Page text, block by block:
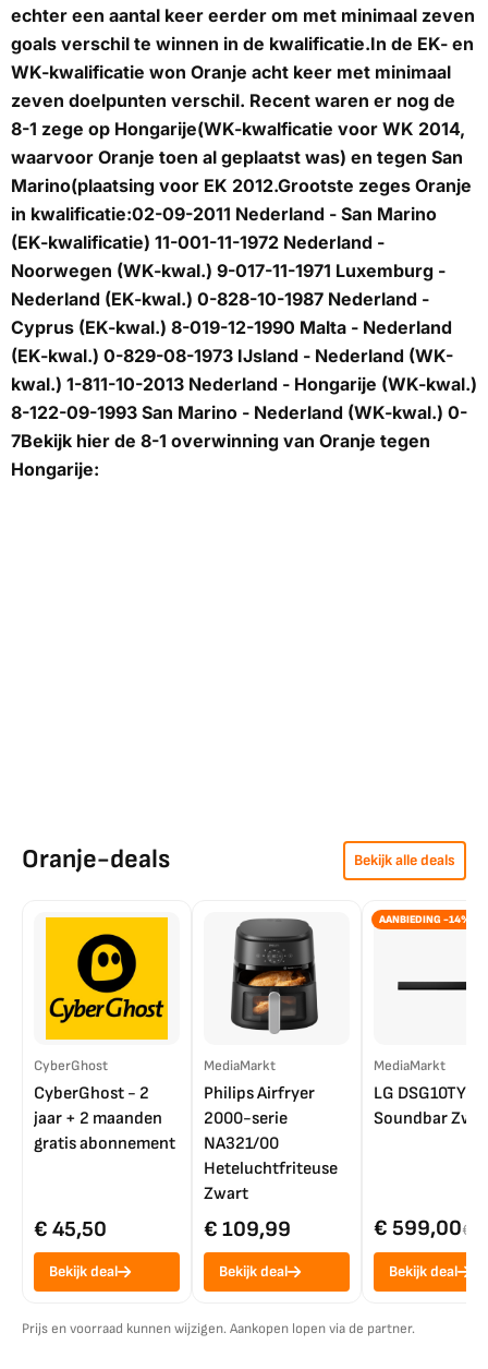
echter een aantal keer eerder om met minimaal zeven
goals verschil te winnen in de kwalificatie.In de EK- en
WK-kwalificatie won Oranje acht keer met minimaal
zeven doelpunten verschil. Recent waren er nog de
8-1 zege op Hongarije(WK-kwalficatie voor WK 2014,
waarvoor Oranje toen al geplaatst was) en tegen San
Marino(plaatsing voor EK 2012.Grootste zeges Oranje
in kwalificatie:02-09-2011 Nederland - San Marino
(EK-kwalificatie) 11-001-11-1972 Nederland -
Noorwegen (WK-kwal.) 9-017-11-1971 Luxemburg -
Nederland (EK-kwal.) 0-828-10-1987 Nederland -
Cyprus (EK-kwal.) 8-019-12-1990 Malta - Nederland
(EK-kwal.) 0-829-08-1973 IJsland - Nederland (WK-
kwal.) 1-811-10-2013 Nederland - Hongarije (WK-kwal.)
8-122-09-1993 San Marino - Nederland (WK-kwal.) 0-
7Bekijk hier de 8-1 overwinning van Oranje tegen
Hongarije:
Oranje-deals Bekijk alle deals
CyberGhost
CyberGhost - 2
jaar + 2 maanden
gratis abonnement
€ 45,50
Bekijk deal
MediaMarkt
Philips Airfryer
2000-serie
NA321/00
Heteluchtfriteuse
Zwart
€ 109,99
Bekijk deal
AANBIEDING -14%
MediaMarkt
LG DSG10TY
Soundbar
€ 599,00€
Bekijk deal
Prijs en voorraad kunnen wijzigen. Aankopen lopen via de partner.